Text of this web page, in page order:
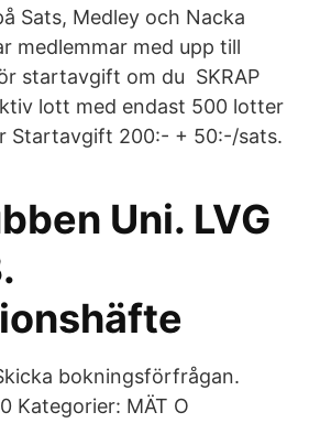
Sats, Medley och Nacka
medlemmar med upp till
startavgift om du SKRAP
lott med endast 500 lotter
Startavgift 200:- + 50:-/sats.
Uni. LVG
bokningsförfrågan.
Kategorier: MÄT O